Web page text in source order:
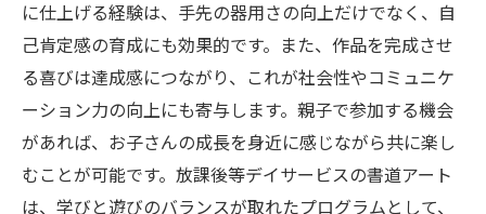
に仕上げる経験は、手先の器用さの向上だけでなく、自
己肯定感の育成にも効果的です。また、作品を完成させ
る喜びは達成感につながり、これが社会性やコミュニケ
ーション力の向上にも寄与します。親子で参加する機会
があれば、お子さんの成長を身近に感じながら共に楽し
むことが可能です。放課後等デイサービスの書道アート
は、学びと遊びのバランスが取れたプログラムとして、